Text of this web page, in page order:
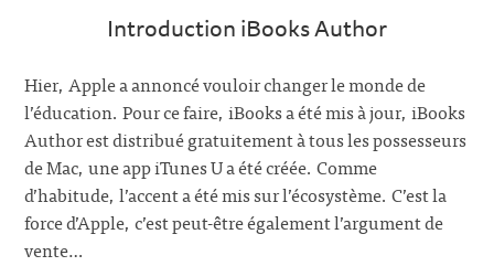
Introduction iBooks Author
Hier, Apple a annoncé vouloir changer le monde de
l’éducation. Pour ce faire, iBooks a été mis à jour, iBooks
Author est distribué gratuitement à tous les possesseurs
de Mac, une app iTunes U a été créée. Comme
d’habitude, l’accent a été mis sur l’écosystème. C’est la
force d’Apple, c’est peut-être également l’argument de
vente…